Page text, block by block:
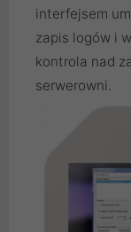
interfejsem
zapis logów i
kontrola nad
serwerowni.